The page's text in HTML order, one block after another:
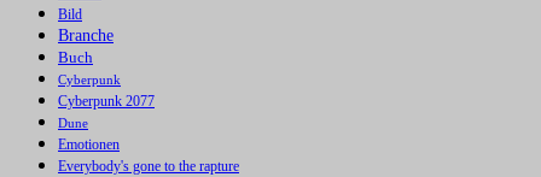
Bild
Branche
Buch
Cyberpunk
Cyberpunk 2077
Dune
Emotionen
Everybody's gone to the rapture